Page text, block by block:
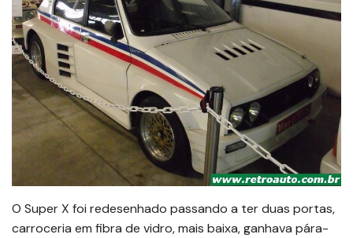
O Super X foi redesenhado passando a ter duas portas,
carroceria em fibra de vidro, mais baixa, ganhava pára-